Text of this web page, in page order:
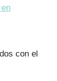
con el